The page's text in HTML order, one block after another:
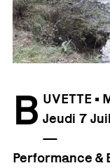
B UVETTE •
Jeudi 7
—
Performance &